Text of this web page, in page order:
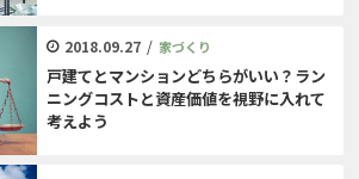
2018.09.27 / 家づくり
戸建てとマンションどちらがいい？ラン
ニングコストと資産価値を視野に入れて
考えよう